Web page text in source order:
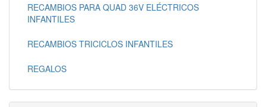
RECAMBIOS PARA QUAD 36V ELÉCTRICOS
INFANTILES
RECAMBIOS TRICICLOS INFANTILES
REGALOS